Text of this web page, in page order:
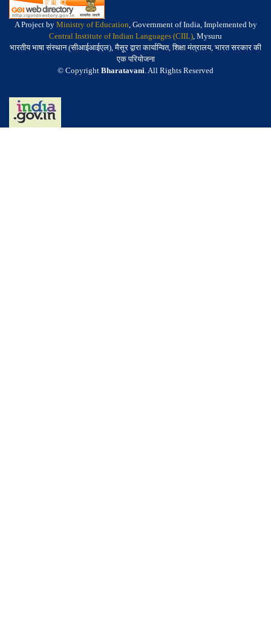
A Project by Ministry of Education, Government of India, Implemented by
Central Institute of Indian Languages (CIIL), Mysuru
भारतीय भाषा संस्थान (सीआईआईएल), मैसूर द्वारा कार्यान्वित, शिक्षा मंत्रालय, भारत सरकार की
एक परियोजना
© Copyright Bharatavani. All Rights Reserved